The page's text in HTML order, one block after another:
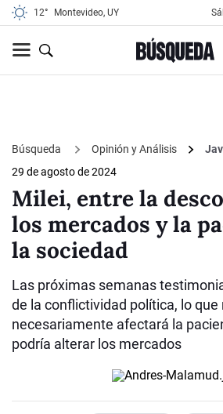
12° Montevideo, UY
Búsqueda Opinión y Análisis
29 de agosto de 2024
Milei, entre la
los mercados y la
la sociedad
Las próximas semanas
de la conflictividad política, lo que
necesariamente afectará la
podría alterar los mercados